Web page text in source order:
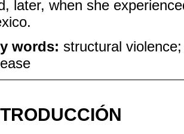
later, when she
words: structural